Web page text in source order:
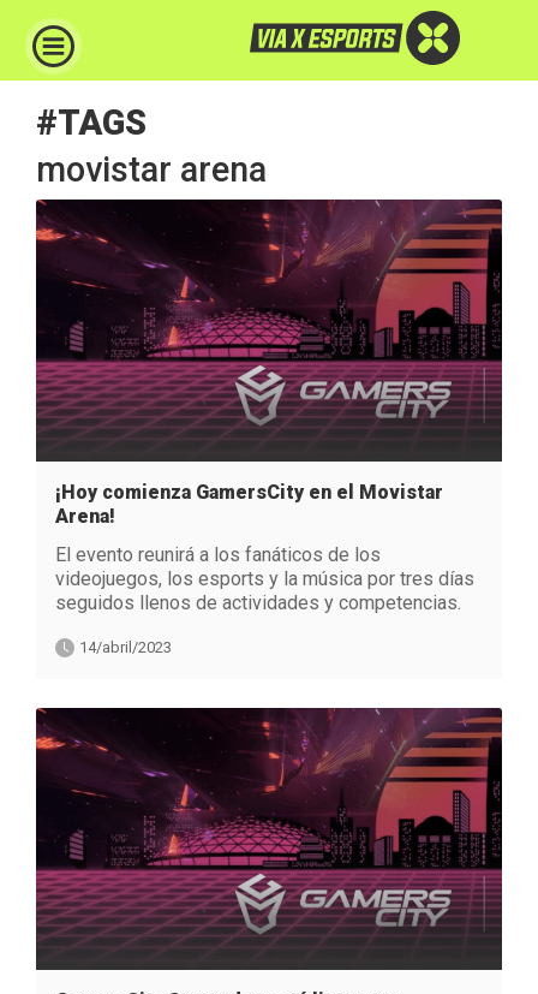
#TAGS
movistar arena
¡Hoy comienza GamersCity en el Movistar
Arena!
El evento reunirá a los fanáticos de los
videojuegos, los esports y la música por tres días
seguidos llenos de actividades y competencias.
14/abril/2023